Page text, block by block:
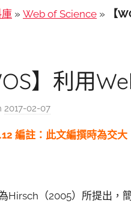
» Web of Science » 【
】利用
2017-02-07
s
h
編註：此文編撰時為交
Hirsch（2005）所提出，